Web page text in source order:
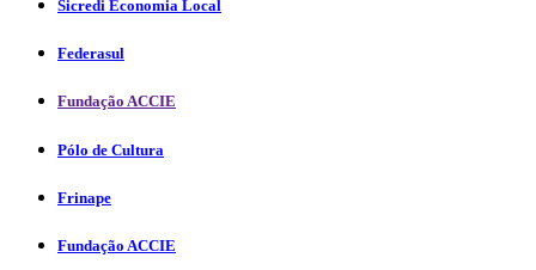
Sicredi Economia Local
Federasul
Fundação ACCIE
Pólo de Cultura
Frinape
Fundação ACCIE